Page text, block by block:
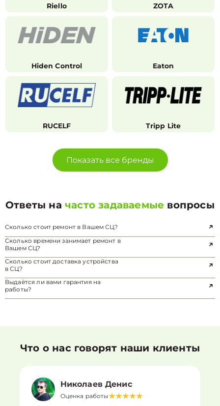
Riello ZOTA
Hiden Control Eaton
RUCELF Tripp Lite
Показать все бренды
Ответы начасто задаваемые вопросы
Сколько стоит ремонт в Вашем СЦ?
Сколько времени занимает ремонт в
Вашем СЦ?
Сколько стоит доставка устройства
в СЦ?
Выдаётся ли вами гарантия на
работы?
Что о нас говорят наши клиенты
Николаев Денис
Оценка работы